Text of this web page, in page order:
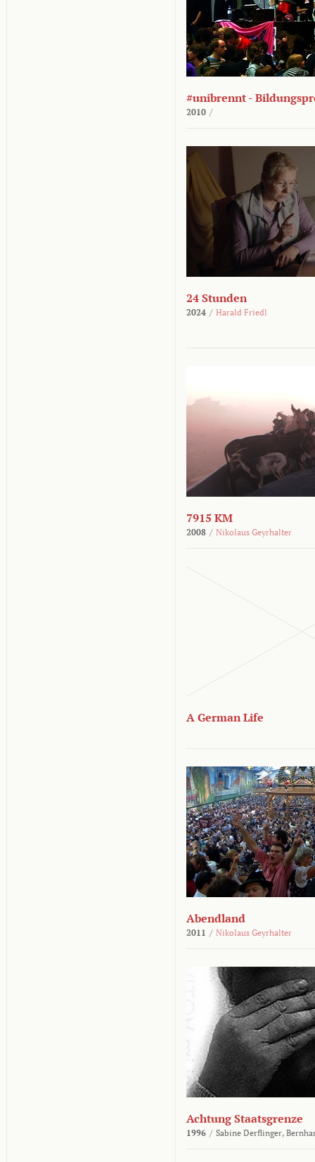
#unibrennt -
2010 /
24 Stunden
2024 / Harald Friedl
7915 KM
2008 / Nikolaus Geyrhalter
A German Life
Abendland
2011 / Nikolaus Geyrhalter
Achtung Staatsgrenze
1996 / Sabine Derflinger,